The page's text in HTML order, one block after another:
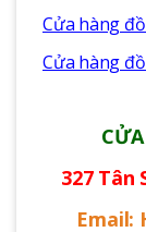
Cửa hàng
Cửa hàng
327 Tân
Email: